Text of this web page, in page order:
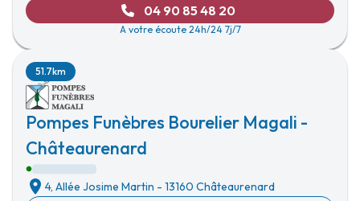
04 90 85 48 20
A votre écoute 24h/24 7j/7
Pompes Funèbres Bourelier Magali -
Châteaurenard
51.7km
4, Allée Josime Martin - 13160 Châteaurenard